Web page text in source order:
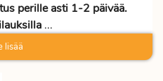
perille asti 1-2 päivää.
...
lisää